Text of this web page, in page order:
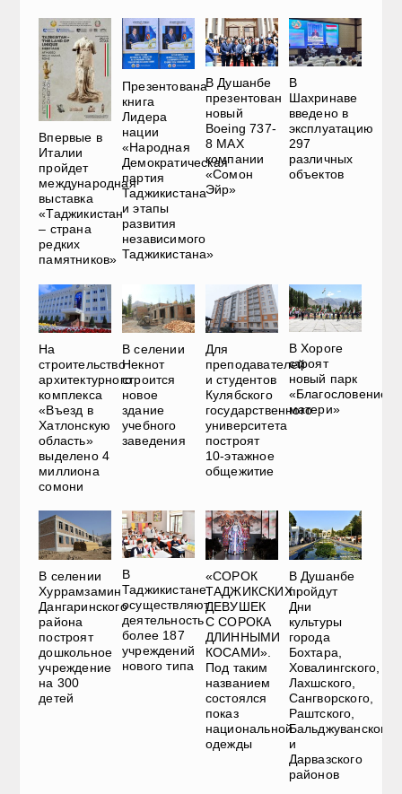
Впервые в
Италии
пройдет
международная
выставка
«Таджикистан
– страна
редких
памятников»
Презентована
книга
Лидера
нации
«Народная
Демократическая
партия
Таджикистана
и этапы
развития
независимого
Таджикистана»
В Душанбе
презентован
новый
Boeing 737-
8 MAX
компании
«Сомон
Эйр»
В
Шахринаве
введено в
эксплуатацию
297
различных
объектов
На
строительство
архитектурного
комплекса
«Въезд в
Хатлонскую
область»
выделено 4
миллиона
сомони
В селении
Некнот
строится
новое
здание
учебного
заведения
Для
преподавателей
и студентов
Кулябского
государственного
университета
построят
10-этажное
общежитие
В Хороге
строят
новый парк
«Благословение
матери»
В селении
Хуррамзамин
Дангаринского
района
построят
дошкольное
учреждение
на 300
детей
В
Таджикистане
осуществляют
деятельность
более 187
учреждений
нового типа
«СОРОК
ТАДЖИКСКИХ
ДЕВУШЕК
С СОРОКА
ДЛИННЫМИ
КОСАМИ».
Под таким
названием
состоялся
показ
национальной
одежды
В Душанбе
пройдут
Дни
культуры
города
Бохтара,
Ховалингского,
Лахшского,
Сангворского,
Раштского,
Бальджуванского
и
Дарвазского
районов